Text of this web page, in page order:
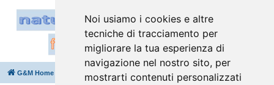
Noi usiamo i cookies e altre
tecniche di tracciamento per
migliorare la tua esperienza di
navigazione nel nostro sito, per
mostrarti contenuti personalizzati
G&M Home Tutti gli orari sono UTC+02:00
Cancella cookie